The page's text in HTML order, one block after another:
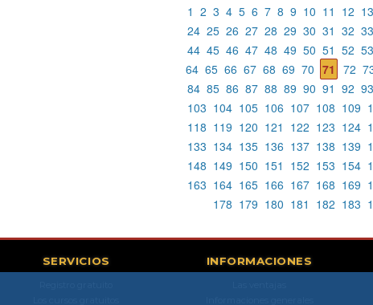
1 2 3 4 5 6 7 8 9 10 11 12 13
24 25 26 27 28 29 30 31 32 33
44 45 46 47 48 49 50 51 52 53
64 65 66 67 68 69 70 71 72
84 85 86 87 88 89 90 91 92 93
103 104 105 106 107 108 109
118 119 120 121 122 123 124
133 134 135 136 137 138 139
148 149 150 151 152 153 154
163 164 165 166 167 168 169
178 179 180 181 182 183
SERVICIOS INFORMACIONES